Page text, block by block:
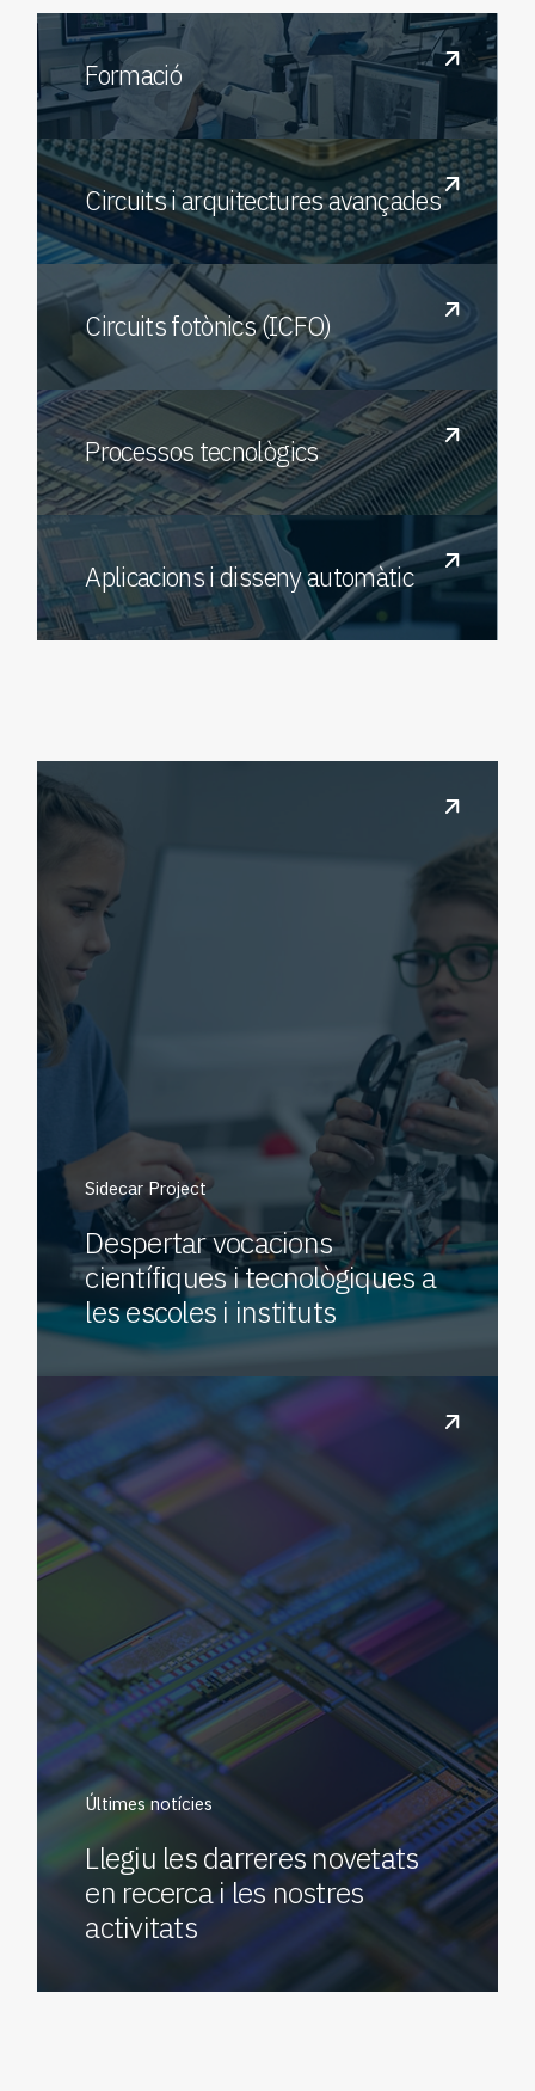
Formació
Circuits i arquitectures avançades
Circuits fotònics (ICFO)
Processos tecnològics
Aplicacions i disseny automàtic
Sidecar Project
Despertar vocacions
científiques i tecnològiques a
les escoles i instituts
Últimes notícies
Llegiu les darreres novetats
en recerca i les nostres
activitats